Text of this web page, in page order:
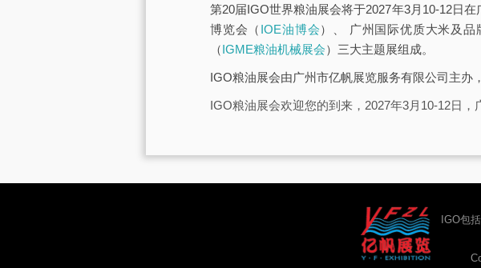
第20届IGO世界粮油展会将于2027年3月10-12日
博览会（ IOE油博会）、 广州国际优质大米及品
（IGME粮油机械展会）三大主题展组成。
IGO粮油展会由广州市亿帆展览服务有限公司主办
IGO粮油展会欢迎您的到来，2027年3月10-12日，
IGO包括